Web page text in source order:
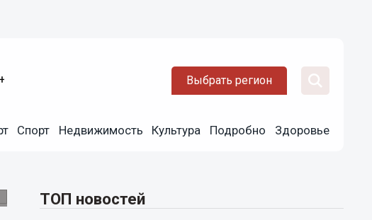
Выбрать регион
Спорт Недвижимость Культура Подробно Здоровье
ТОП новостей